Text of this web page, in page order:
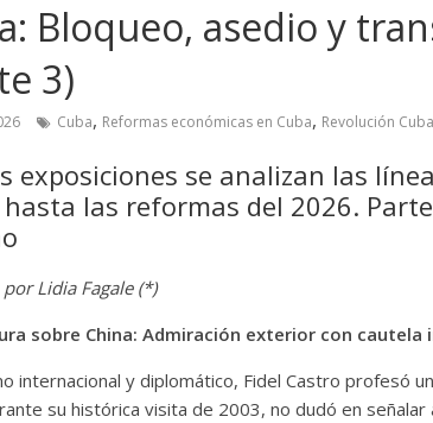
Bloqueo, asedio y
3)
Cuba, Reformas económicas en Cuba, Revolución
exposiciones se analizan las
hasta las reformas del 2026.
por Lidia Fagale (*)
sobre China: Admiración exterior con cautela
internacional y diplomático, Fidel Castro profesó
su histórica visita de 2003, no dudó en